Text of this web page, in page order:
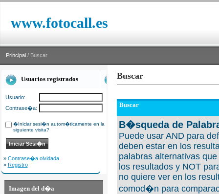
www.fotocall.es
Principal / Buscar
Usuarios registrados
Usuario:
Contrase�a:
�Iniciar sesi�n autom�ticamente en la
siguiente visita?
» Contrase�a olvidada
» Registro
Imagen del d�a
Buscar
Buscar
B�squeda de
Puede usar AND para
deben estar en los
palabras alternativas
los resultados y NOT
no quiere ver en los
comod�n para